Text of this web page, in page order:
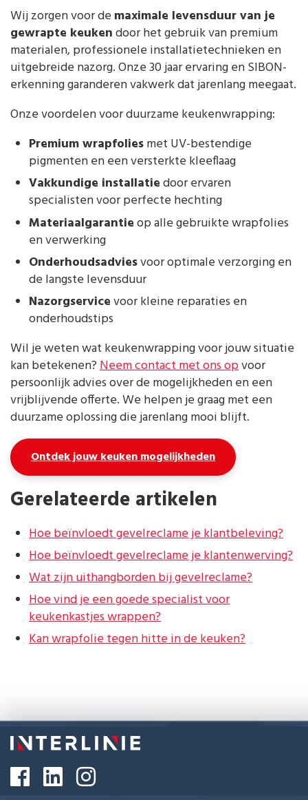
Wij zorgen voor de maximale levensduur van je
gewrapte keukendoor het gebruik van premium
materialen, professionele installatietechnieken en
uitgebreide nazorg. Onze 30 jaar ervaring en SIBON-
erkenning garanderen vakwerk dat jarenlang meegaat.
Onze voordelen voor duurzame keukenwrapping:
Premium wrapfoliesmet UV-bestendige
pigmenten en een versterkte kleeflaag
Vakkundige installatiedoor ervaren
specialisten voor perfecte hechting
Materiaalgarantieop alle gebruikte wrapfolies
en verwerking
Onderhoudsadviesvoor optimale verzorging en
de langste levensduur
Nazorgservicevoor kleine reparaties en
onderhoudstips
Wil je weten wat keukenwrapping voor jouw situatie
kan betekenen?Neem contact met ons opvoor
persoonlijk advies over de mogelijkheden en een
vrijblijvende offerte. We helpen je graag met een
duurzame oplossing die jarenlang mooi blijft.
Ontdek jouw keuken mogelijkheden
Gerelateerde artikelen
Hoe beïnvloedt gevelreclame je klantbeleving?
Hoe beïnvloedt gevelreclame je klantenwerving?
Wat zijn uithangborden bij gevelreclame?
Hoe vind je een goede specialist voor
keukenkastjes wrappen?
Kan wrapfolie tegen hitte in de keuken?